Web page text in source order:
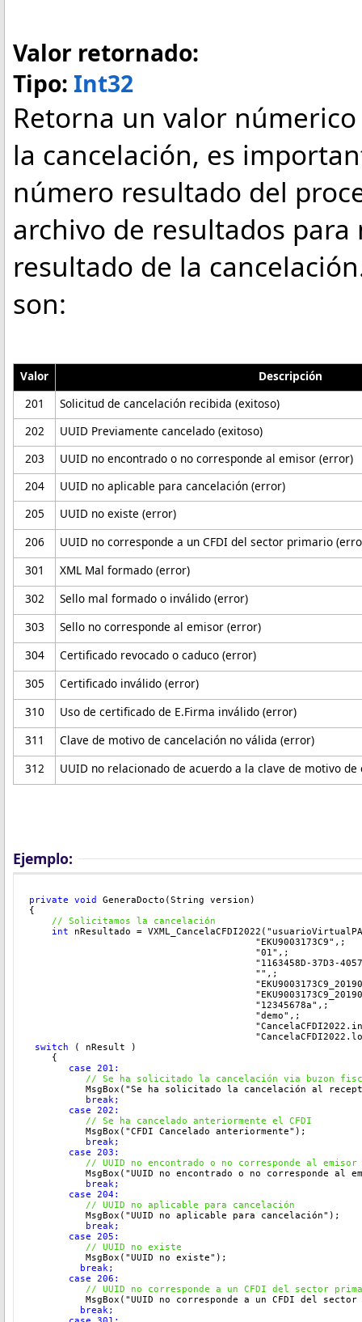
Valor retornado:
Tipo: Int32
Retorna un valor
la cancelación, es
número resultado del
archivo de resultados
resultado de la
son:
Valor
Descripción
201
Solicitud de cancelación recibida (exitoso)
202
UUID Previamente cancelado (exitoso)
203
UUID no encontrado o no corresponde al emisor (error)
204
UUID no aplicable para cancelación (error)
205
UUID no existe (error)
206
UUID no corresponde a un CFDI del sector primario
301
XML Mal formado (error)
302
Sello mal formado o inválido (error)
303
Sello no corresponde al emisor (error)
304
Certificado revocado o caduco (error)
305
Certificado inválido (error)
310
Uso de certificado de E.Firma inválido (error)
311
Clave de motivo de cancelación no válida (error)
312
UUID no relacionado de acuerdo a la clave de motivo
Ejemplo:
private void
GeneraDocto(String version)
{
// Solicitamos la cancelación
int nResultado =
                                        "EKU9003173C9",;
                                        "01",;
"1163458D-37D3-
                                        "",;
                                        "12345678a",;
                                        "demo",;
switch ( nResult )
    {
       case 201:
// Se ha solicitado la cancelación via buzon
MsgBox("Se ha solicitado la cancelación al
break;
       case 202:
          // Se ha cancelado anteriormente el CFDI
          MsgBox("CFDI Cancelado anteriormente"
);
break;
       case 203:
          //
UUID no encontrado o no corresponde al emisor
MsgBox("UUID no encontrado o no corresponde al
          break;
       case 204:
  //
UUID no aplicable para cancelación
          MsgBox("UUID no aplicable para cancelación"
);
         break;
       case 205:
  //
UUID no existe
          MsgBox("UUID no existe"
);
         break;
       case 206:
  //
UUID no corresponde a un CFDI del sector
MsgBox("UUID no corresponde a un CFDI del sector
         break;